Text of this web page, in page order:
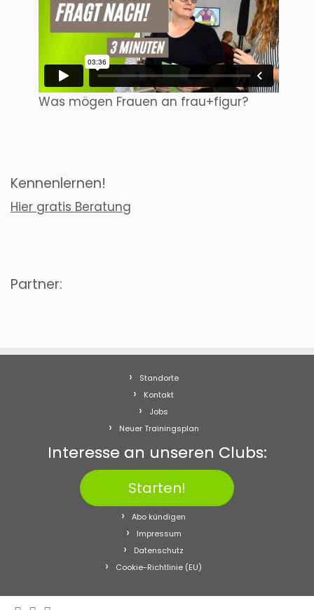
Was mögen Frauen an frau+figur?
Kennenlernen!
Hier gratis Beratung
Partner:
Standorte
Kontakt
Jobs
Neuer Trainingsplan
Interesse an unseren Clubs:
Starten!
Abo kündigen
Impressum
Datenschutz
Cookie-Richtlinie (EU)